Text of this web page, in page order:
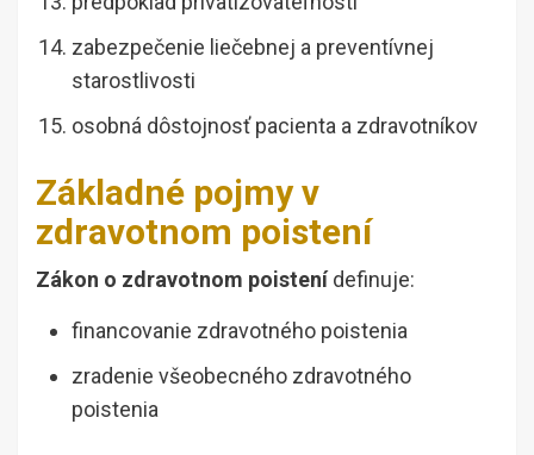
zabezpečenie liečebnej a preventívnej
starostlivosti
osobná dôstojnosť pacienta a zdravotníkov
Základné pojmy v
zdravotnom poistení
Zákon o zdravotnom poistenídefinuje:
financovanie zdravotného poistenia
zradenie všeobecného zdravotného
poistenia